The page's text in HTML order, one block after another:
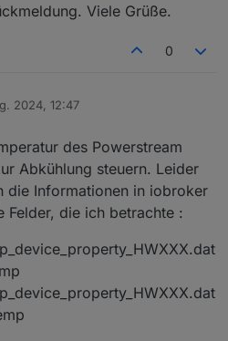
Viele Grüße.
0
2024, 12:47
des Powerstream
Abkühlung steuern. Leider
die Informationen in iobroker
Felder, die ich betrachte :